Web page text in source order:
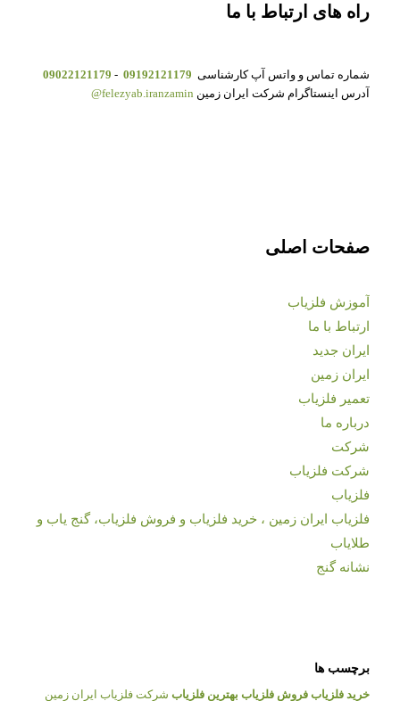
راه های ارتباط با ما
شماره تماس و واتس آپ کارشناسی 09192121179
-
09022121179
آدرس اینستاگرام شرکت ایران زمین felezyab.iranzamin@
صفحات اصلی
آموزش فلزیاب
ارتباط با ما
ایران جدید
ایران زمین
تعمیر فلزیاب
درباره ما
شرکت
شرکت فلزیاب
فلزیاب
فلزیاب ایران زمین ، خرید فلزیاب و فروش فلزیاب، گنج یاب و
طلایاب
نشانه گنج
برچسب ها
خرید فلزیاب فروش فلزیاب بهترین فلزیاب شرکت فلزیاب ایران زمین